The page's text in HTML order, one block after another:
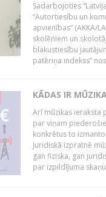
Sadarbojoties
“Autortiesību un
apvienības” (AKKA/
skolēniem un
blakustiesību
patēriņa indekss”
KĀDAS IR
Arī mūzikas ieraksta
par viņam
konkrētus to
Juridiskā izpratnē
gan fiziska, gan
par izpildījuma